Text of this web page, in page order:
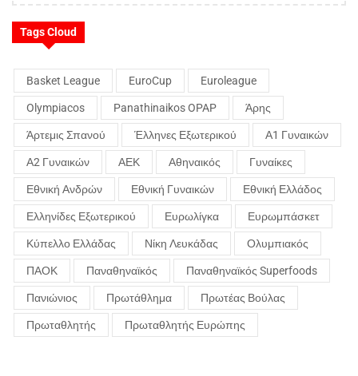
Tags Cloud
Basket League EuroCup Euroleague
Olympiacos Panathinaikos OPAP Άρης
Άρτεμις Σπανού Έλληνες Εξωτερικού Α1 Γυναικών
Α2 Γυναικών ΑΕΚ Αθηναικός Γυναίκες
Εθνική Ανδρών Εθνική Γυναικών Εθνική Ελλάδος
Ελληνίδες Εξωτερικού Ευρωλίγκα Ευρωμπάσκετ
Κύπελλο Ελλάδας Νίκη Λευκάδας Ολυμπιακός
ΠΑΟΚ Παναθηναϊκός Παναθηναϊκός Superfoods
Πανιώνιος Πρωτάθλημα Πρωτέας Βούλας
Πρωταθλητής Πρωταθλητής Ευρώπης